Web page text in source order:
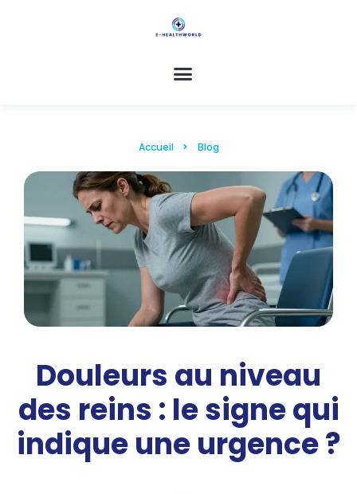
Accueil Blog
Douleurs au niveau
des reins : le signe qui
indique une urgence ?